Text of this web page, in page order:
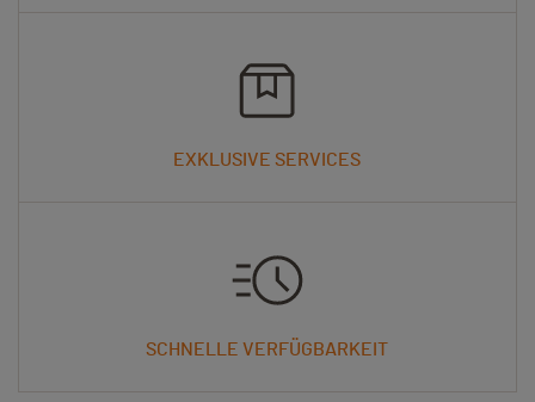
EXKLUSIVE SERVICES
SCHNELLE VERFÜGBARKEIT